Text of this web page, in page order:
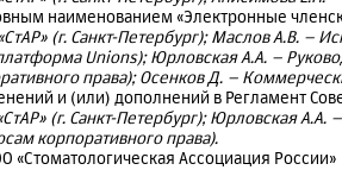
наименованием «Электронные
(г. Санкт-Петербург); Маслов А.В. –
Unions); Юрловская А.А. –
права); Осенков Д. –
и (или) дополнений в Регламент
(г. Санкт-Петербург); Юрловская
корпоративного права).
«Стоматологическая Ассоциация